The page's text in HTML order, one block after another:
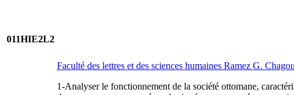
011HIE2L2
Faculté des lettres et des sciences humaines Ramez G.
1-Analyser le fonctionnement de la société ottomane,